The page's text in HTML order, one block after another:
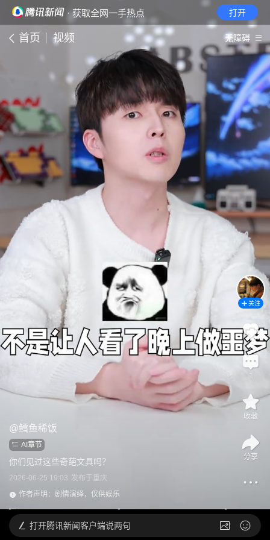
· 获取全网一手热点 打开
首页 视频 无障碍
@鳕鱼稀饭
AI章节
你们见过这些奇葩文具吗？
2026-06-25 19:03 发布于重庆
作者声明：剧情演绎，仅供娱乐
关注
1
收藏
分享
打开腾讯新闻客户端说两句